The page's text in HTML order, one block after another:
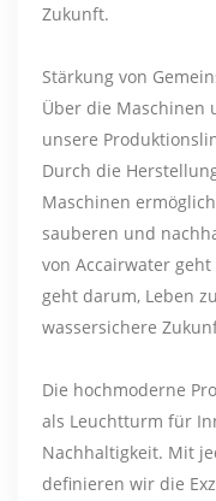
Zukunft.
Stärkung von
Über die Maschinen
unsere
Durch die
Maschinen
sauberen und
von Accairwater
geht darum, Leben
wassersichere
Die hochmoderne
als Leuchtturm für
Nachhaltigkeit. Mit
definieren wir die